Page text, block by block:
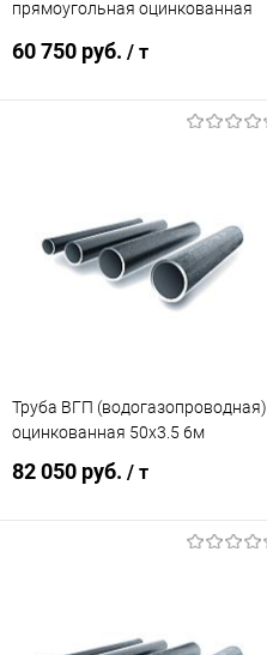
прямоугольная оцинкованная
60 750 руб. / т
Купить в 1 клик
В избранное Под заказ
Труба ВГП (водогазопроводная)
оцинкованная 50х3.5 6м
82 050 руб. / т
Купить в 1 клик